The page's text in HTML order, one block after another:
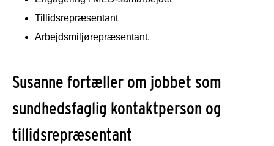
Tillidsrepræsentant
Arbejdsmiljørepræsentant.
Susanne fortæller om jobbet som
sundhedsfaglig kontaktperson og
tillidsrepræsentant